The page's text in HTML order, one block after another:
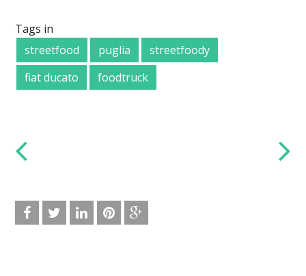
Tags in
streetfood
puglia
streetfoody
fiat ducato
foodtruck